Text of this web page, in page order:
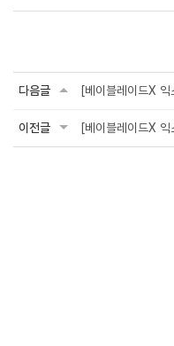
다음글
이전글 [베이블레이드X